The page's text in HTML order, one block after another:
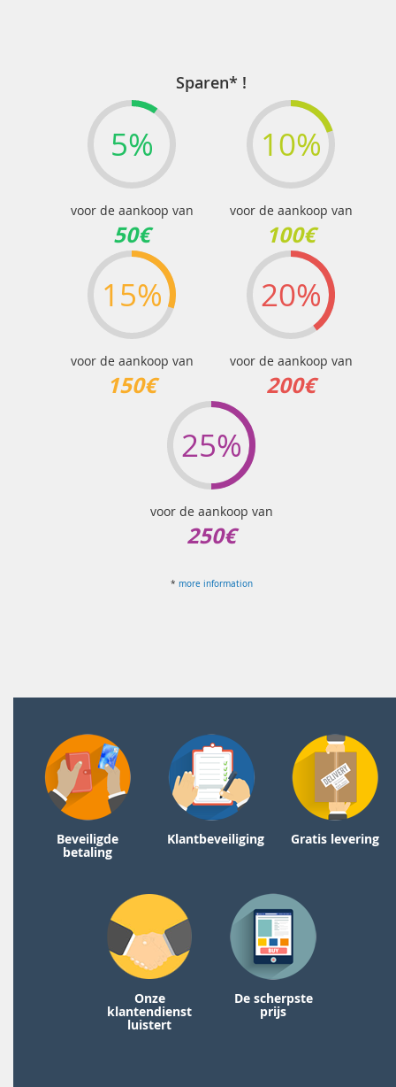
Sparen* !
5%
voor de aankoop van
50€
10%
voor de aankoop van
100€
15%
voor de aankoop van
150€
20%
voor de aankoop van
200€
25%
voor de aankoop van
250€
* more information
Beveiligde
betaling
Klantbeveiliging Gratis levering
Onze
klantendienst
luistert
De scherpste
prijs